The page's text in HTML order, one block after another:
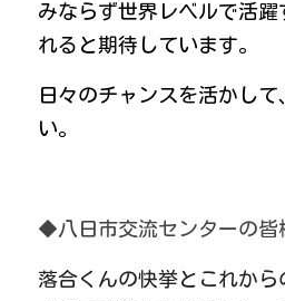
みならず世界レベルで活躍
れると期待しています。
日々のチャンスを活かし
い。
◆八日市交流センターの皆
落合くんの快挙とこれから